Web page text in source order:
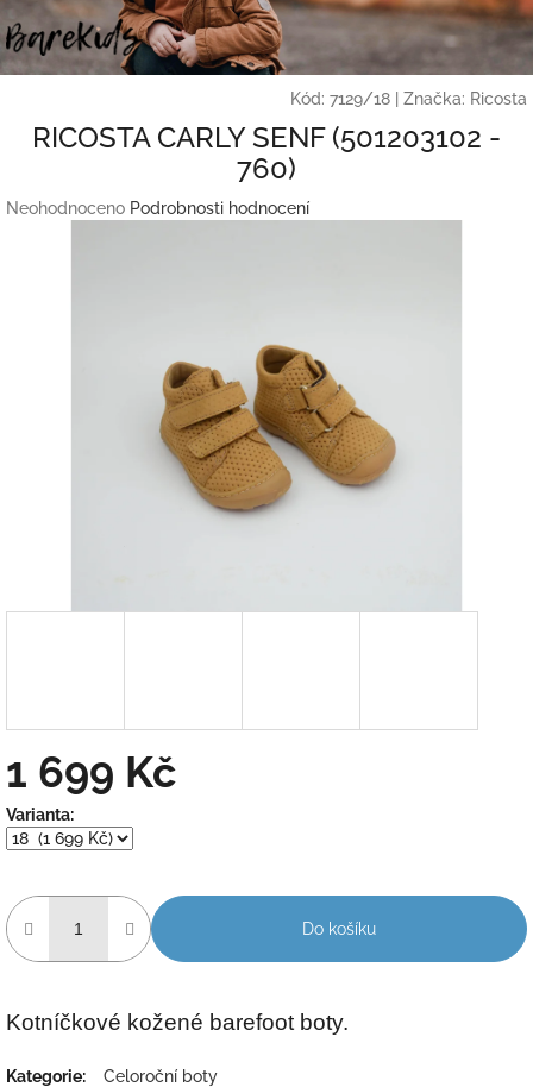
Přejít
na
obsah
Kód: 7129/18 Značka: Ricosta
RICOSTA CARLY SENF (501203102 -
760)
Průměrné
Neohodnoceno Podrobnosti hodnocení
1 699 Kč
Měrná
cena:
Varianta:
Do košíku
Kotníčkové kožené barefoot boty.
Kategorie:
Celoroční boty